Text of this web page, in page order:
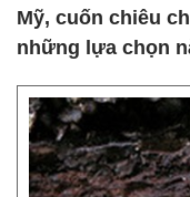
Mỹ, cuốn chiêu
những lựa chọn